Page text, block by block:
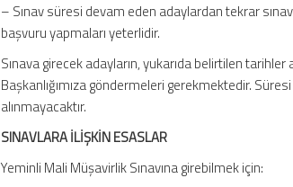
– Sınav süresi devam eden adaylardan tekrar
başvuru yapmaları yeterlidir.
Sınava girecek adayların, yukarıda belirtilen
Başkanlığımıza göndermeleri gerekmektedir.
alınmayacaktır.
SINAVLARA İLİŞKİN ESASLAR
Yeminli Mali Müşavirlik Sınavına girebilmek için: